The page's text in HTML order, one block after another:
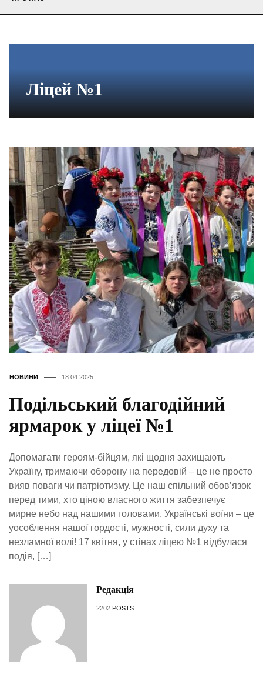
Ліцей №1
НОВИНИ 18.04.2025
Подільський благодійний
ярмарок у ліцеї №1
Допомагати героям-бійцям, які щодня захищають
Україну, тримаючи оборону на передовій – це не просто
вияв поваги чи патріотизму. Це наш спільний обов’язок
перед тими, хто ціною власного життя забезпечує
мирне небо над нашими головами. Українські воїни – це
уособлення нашої гордості, мужності, сили духу та
незламної волі! 17 квітня, у стінах ліцею №1 відбулася
подія, […]
Редакція
2202 POSTS